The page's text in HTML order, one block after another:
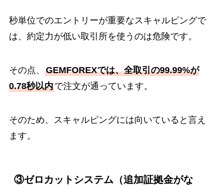
秒単位でのエントリーが重要なスキャルピングで
は、約定力が低い取引所を使うのは危険です。
その点、 GEMFOREXでは、全取引の99.99%が
0.78秒以内で注文が通っています。
そのため、スキャルピングには向いていると言え
ます。
③ゼロカットシステム（追加証拠金がな